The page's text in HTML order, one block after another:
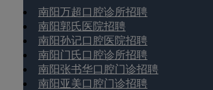
南阳万超口腔诊所招聘
南阳郭氏医院招聘
南阳孙记口腔医院招聘
南阳门氏口腔诊所招聘
南阳张书华口腔门诊招聘
南阳亚美口腔门诊招聘